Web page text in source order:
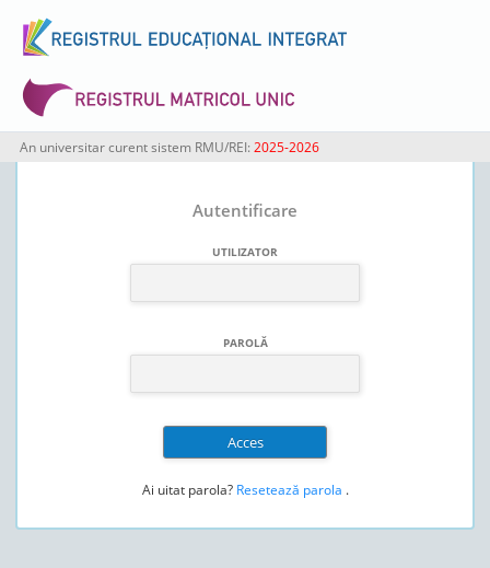
An universitar curent sistem RMU/REI: 2025-2026
Autentificare
UTILIZATOR
PAROLĂ
Ai uitat parola? Resetează parola .